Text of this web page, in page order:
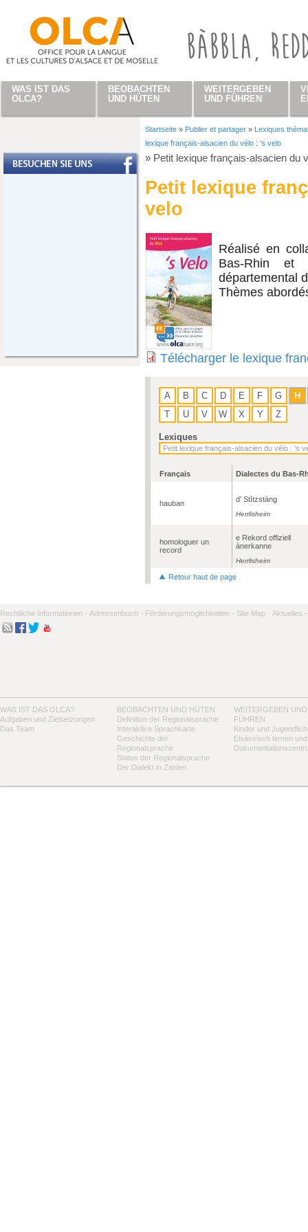
Sie sind hier
Startseite » Publier et partager » Lexiques
lexique français-alsacien du vélo : 's velo
» Petit lexique français-alsacien du
Petit lexique
velo
Réalisé en
Bas-Rhin et
départemental
Thèmes
Télécharger le lexique
A B C D E F G
H
T
U V W X Y Z
Lexiques
Français Dialectes du Bas-
hauban d’ Stìtzstàng
Herrlisheim
homologuer un
record
e Rekord offiziell
ànerkanne
Herrlisheim
Retour haut de page
Rechtliche Informationen - Adressenbuch - Förderungsmöglichkeiten - Site Map - Aktuelles -
WAS IST DAS OLCA?
Aufgaben und Zielsetzungen
Das Team
BEOBACHTEN UND HÜTEN
Definition der Regionalsprache
Interaktive Sprachkarte
Geschichte der
Regionalsprache
Status der Regionalsprache
Der Dialekt in Zahlen
WEITERGEBEN UND
FÜHREN
Kinder und
Elsässisch lernen
WAS IST DAS
OLCA?
BEOBACHTEN
UND HÜTEN
WEITERGEBEN
UND FÜHREN